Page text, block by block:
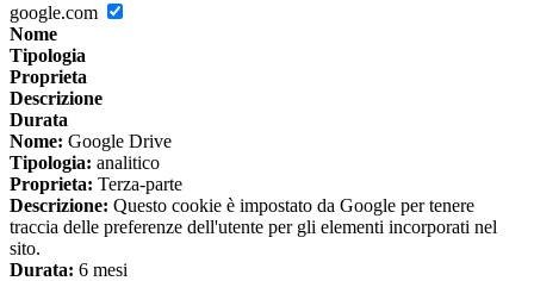
google.com
Nome
Tipologia
Proprieta
Descrizione
Durata
Nome: Google Drive
Tipologia: analitico
Proprieta: Terza-parte
Descrizione: Questo cookie è impostato da Google per tenere
traccia delle preferenze dell'utente per gli elementi incorporati nel
sito.
Durata: 6 mesi